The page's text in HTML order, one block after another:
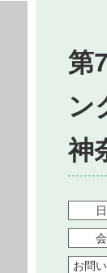
第
ン
神
お問い